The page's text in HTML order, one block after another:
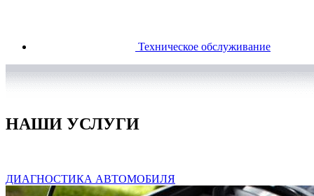
Техническое обслуживание
НАШИ УСЛУГИ
ДИАГНОСТИКА АВТОМОБИЛЯ